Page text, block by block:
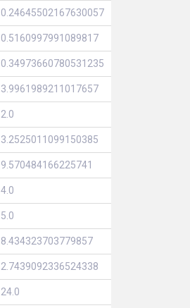
0.24645502167630057
0.5160997991089817
0.34973660780531235
3.9961989211017657
2.0
3.2525011099150385
9.570484166225741
4.0
5.0
8.434323703779857
2.7439092336524338
24.0